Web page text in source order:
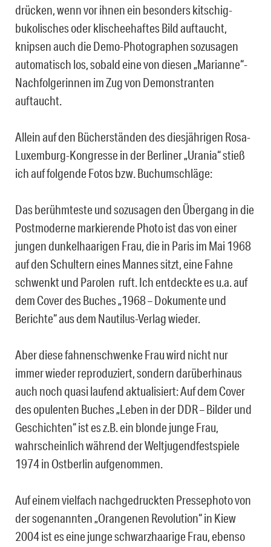
drücken, wenn vor ihnen ein besonders kitschig-
bukolisches oder klischeehaftes Bild auftaucht,
knipsen auch die Demo-Photographen sozusagen
automatisch los, sobald eine von diesen „Marianne“-
Nachfolgerinnen im Zug von Demonstranten
auftaucht.
Allein auf den Bücherständen des diesjährigen Rosa-
Luxemburg-Kongresse in der Berliner „Urania“ stieß
ich auf folgende Fotos bzw. Buchumschläge:
Das berühmteste und sozusagen den Übergang in die
Postmoderne markierende Photo ist das von einer
jungen dunkelhaarigen Frau, die in Paris im Mai 1968
auf den Schultern eines Mannes sitzt, eine Fahne
schwenkt und Parolen ruft. Ich entdeckte es u.a. auf
dem Cover des Buches „1968 – Dokumente und
Berichte“ aus dem Nautilus-Verlag wieder.
Aber diese fahnenschwenke Frau wird nicht nur
immer wieder reproduziert, sondern darüberhinaus
auch noch quasi laufend aktualisiert: Auf dem Cover
des opulenten Buches „Leben in der DDR – Bilder und
Geschichten“ ist es z.B. ein blonde junge Frau,
wahrscheinlich während der Weltjugendfestspiele
1974 in Ostberlin aufgenommen.
Auf einem vielfach nachgedruckten Pressephoto von
der sogenannten „Orangenen Revolution“ in Kiew
2004 ist es eine junge schwarzhaarige Frau, ebenso